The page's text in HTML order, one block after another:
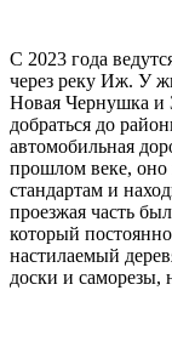
С 2023 года
через реку Иж. У
Новая Чернушка и
добраться до
автомобильная
прошлом веке, оно
стандартам и
проезжая часть
который
настилаемый
доски и саморезы,